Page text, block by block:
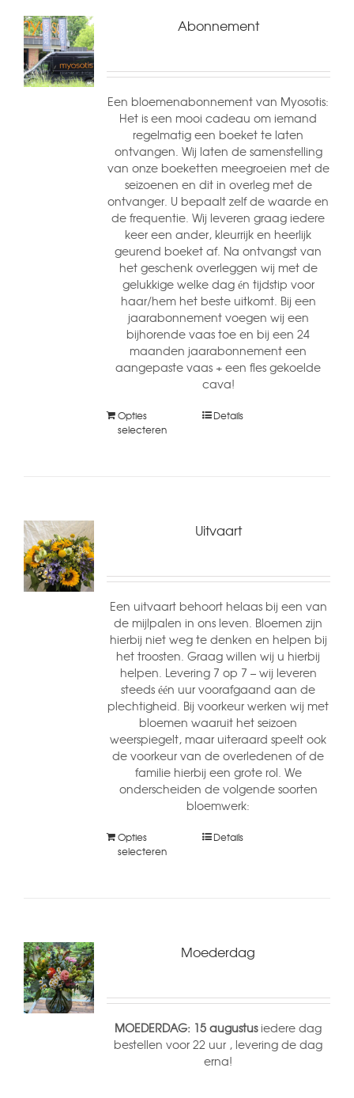
Abonnement
Een bloemenabonnement van Myosotis:
Het is een mooi cadeau om iemand
regelmatig een boeket te laten
ontvangen. Wij laten de samenstelling
van onze boeketten meegroeien met de
seizoenen en dit in overleg met de
ontvanger. U bepaalt zelf de waarde en
de frequentie. Wij leveren graag iedere
keer een ander, kleurrijk en heerlijk
geurend boeket af. Na ontvangst van
het geschenk overleggen wij met de
gelukkige welke dag én tijdstip voor
haar/hem het beste uitkomt. Bij een
jaarabonnement voegen wij een
bijhorende vaas toe en bij een 24
maanden jaarabonnement een
aangepaste vaas + een fles gekoelde
cava!
Opties
selecteren
Details
Uitvaart
Een uitvaart behoort helaas bij een van
de mijlpalen in ons leven. Bloemen zijn
hierbij niet weg te denken en helpen bij
het troosten. Graag willen wij u hierbij
helpen. Levering 7 op 7 – wij leveren
steeds één uur voorafgaand aan de
plechtigheid. Bij voorkeur werken wij met
bloemen waaruit het seizoen
weerspiegelt, maar uiteraard speelt ook
de voorkeur van de overledenen of de
familie hierbij een grote rol. We
onderscheiden de volgende soorten
bloemwerk:
Opties
selecteren
Details
Moederdag
MOEDERDAG: 15 augustusiedere dag
bestellen voor 22 uur , levering de dag
erna!